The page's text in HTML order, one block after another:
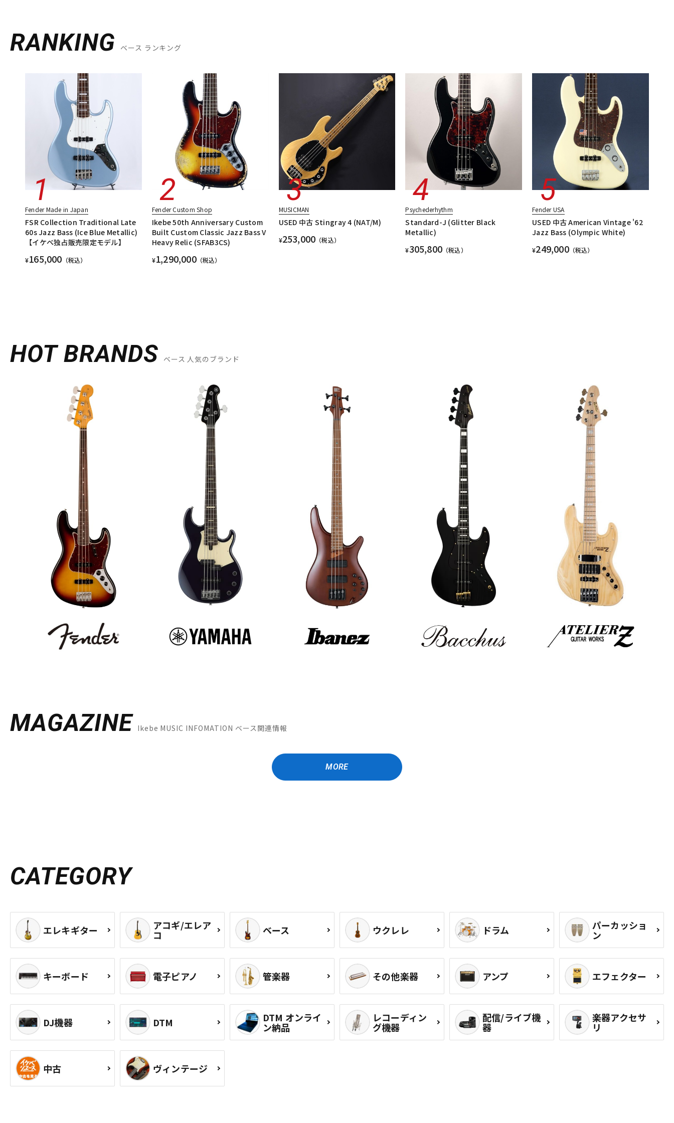
RANKING ベース ランキング
Fender Made in Japan
FSR Collection Traditional Late
60s Jazz Bass (Ice Blue Metallic)
【イケベ独占販売限定モデル】
¥165,000 （税込）
Fender Custom Shop
Ikebe 50th Anniversary Custom
Built Custom Classic Jazz Bass V
Heavy Relic (SFAB3CS)
¥1,290,000（税込）
MUSICMAN
USED 中古 Stingray 4 (NAT/M)
¥253,000 （税込）
Psychederhythm
Standard-J (Glitter Black
Metallic)
¥305,800 （税込）
Fender USA
USED 中古 American Vintage '62
Jazz Bass (Olympic White)
¥249,000（税込）
HOT BRANDS ベース 人気のブランド
MAGAZINE Ikebe MUSIC INFOMATION ベース関連情報
MORE
CATEGORY
エレキギター アコギ/エレア
コ ベース ウクレレ ドラム パーカッショ
ン
キーボード 電子ピアノ 管楽器 その他楽器 アンプ エフェクター
DJ機器 DTM DTM オンライ
ン納品
レコーディン
グ機器
配信/ライブ機
器
楽器アクセサ
リ
中古 ヴィンテージ